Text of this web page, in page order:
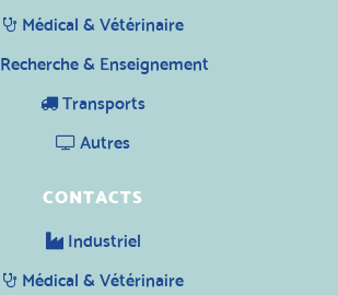
Médical & Vétérinaire
Recherche & Enseignement
Transports
Autres
CONTACTS
Industriel
Médical & Vétérinaire